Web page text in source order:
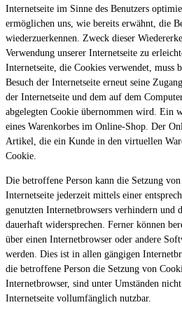
Internetseite im Sinne des Benutzers
ermöglichen uns, wie bereits erwähnt, die
wiederzuerkennen. Zweck dieser
Verwendung unserer Internetseite zu
Internetseite, die Cookies verwendet, muss
Besuch der Internetseite erneut seine
der Internetseite und dem auf dem
abgelegten Cookie übernommen wird. Ein
eines Warenkorbes im Online-Shop. Der
Artikel, die ein Kunde in den virtuellen
Cookie.
Die betroffene Person kann die Setzung
Internetseite jederzeit mittels einer
genutzten Internetbrowsers verhindern und
dauerhaft widersprechen. Ferner können
über einen Internetbrowser oder andere
werden. Dies ist in allen gängigen
die betroffene Person die Setzung von
Internetbrowser, sind unter Umständen
Internetseite vollumfänglich nutzbar.